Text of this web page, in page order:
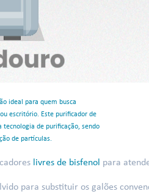
ideal para quem busca
escritório. Este purificador de
tecnologia de purificação, sendo
de partículas.
livres de bisfenol para
para substituir os galões